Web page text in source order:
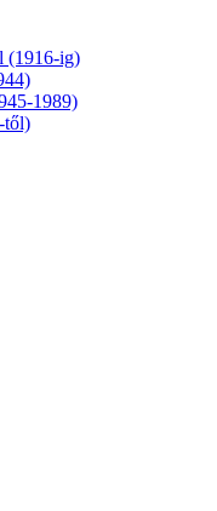
(1916-ig)
1989)
től)